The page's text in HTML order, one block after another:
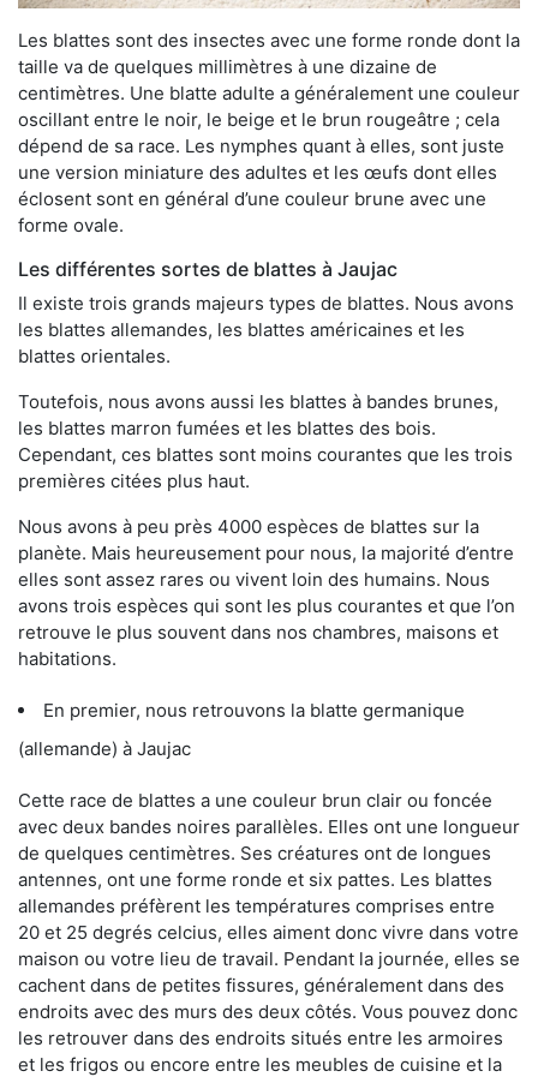
Les blattes sont des insectes avec une forme ronde dont la
taille va de quelques millimètres à une dizaine de
centimètres. Une blatte adulte a généralement une couleur
oscillant entre le noir, le beige et le brun rougeâtre ; cela
dépend de sa race. Les nymphes quant à elles, sont juste
une version miniature des adultes et les œufs dont elles
éclosent sont en général d’une couleur brune avec une
forme ovale.
Les différentes sortes de blattes à Jaujac
Il existe trois grands majeurs types de blattes. Nous avons
les blattes allemandes, les blattes américaines et les
blattes orientales.
Toutefois, nous avons aussi les blattes à bandes brunes,
les blattes marron fumées et les blattes des bois.
Cependant, ces blattes sont moins courantes que les trois
premières citées plus haut.
Nous avons à peu près 4000 espèces de blattes sur la
planète. Mais heureusement pour nous, la majorité d’entre
elles sont assez rares ou vivent loin des humains. Nous
avons trois espèces qui sont les plus courantes et que l’on
retrouve le plus souvent dans nos chambres, maisons et
habitations.
En premier, nous retrouvons la blatte germanique
(allemande) à Jaujac
Cette race de blattes a une couleur brun clair ou foncée
avec deux bandes noires parallèles. Elles ont une longueur
de quelques centimètres. Ses créatures ont de longues
antennes, ont une forme ronde et six pattes. Les blattes
allemandes préfèrent les températures comprises entre
20 et 25 degrés celcius, elles aiment donc vivre dans votre
maison ou votre lieu de travail. Pendant la journée, elles se
cachent dans de petites fissures, généralement dans des
endroits avec des murs des deux côtés. Vous pouvez donc
les retrouver dans des endroits situés entre les armoires
et les frigos ou encore entre les meubles de cuisine et la